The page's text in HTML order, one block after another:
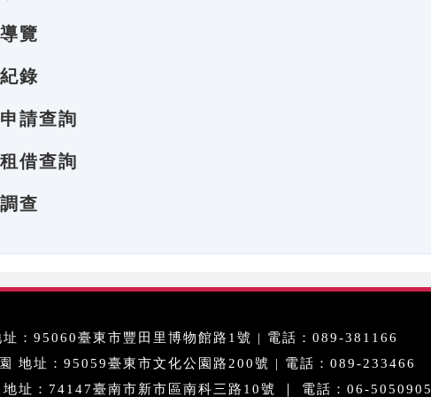
覽
錄
請查詢
借查詢
查
址：95060臺東市豐田里博物館路1號 | 電話：089-381166
地址：95059臺東市文化公園路200號 | 電話：089-233466
址：74147臺南市新市區南科三路10號 ｜ 電話：06-5050905